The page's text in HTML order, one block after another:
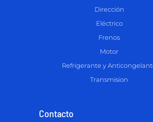
Dirección
Eléctrico
Frenos
Motor
Refrigerante y
Transmision
Contacto